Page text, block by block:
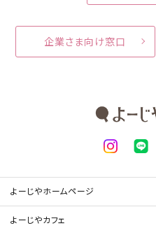
企業さま向け窓口
よーじやホームページ
よーじやカフェ